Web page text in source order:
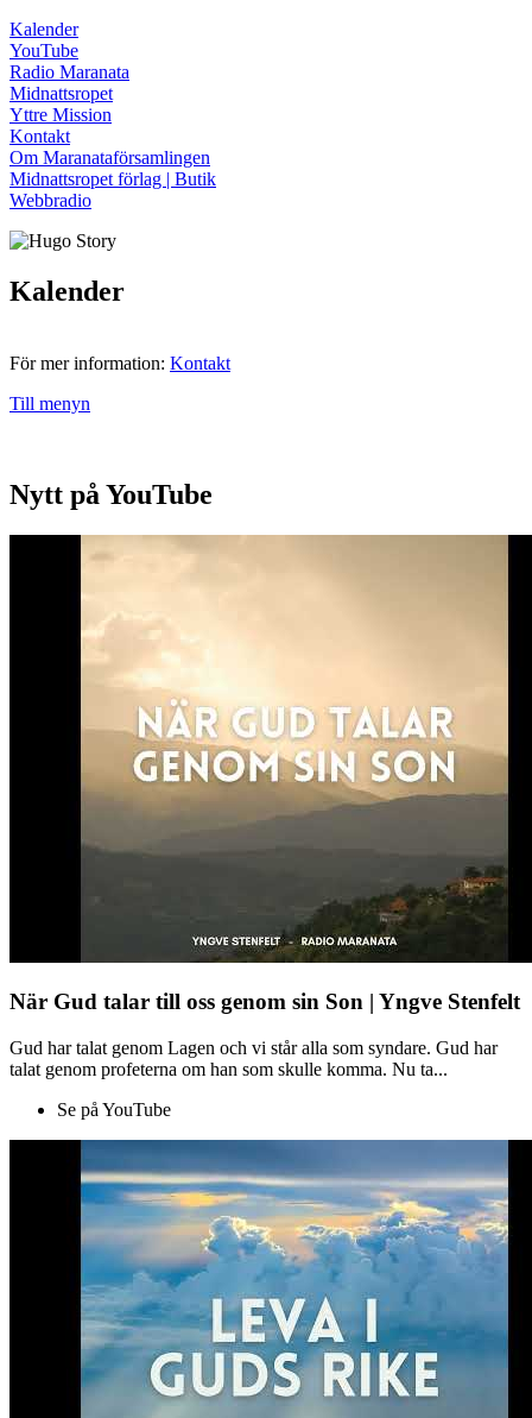
Kalender
YouTube
Radio Maranata
Midnattsropet
Yttre Mission
Kontakt
Om Maranataförsamlingen
Midnattsropet förlag | Butik
Webbradio
Kalender
För mer information: Kontakt
Till menyn
Nytt på YouTube
När Gud talar till oss genom sin Son | Yngve Stenfelt
Gud har talat genom Lagen och vi står alla som syndare. Gud har
talat genom profeterna om han som skulle komma. Nu ta...
Se på YouTube